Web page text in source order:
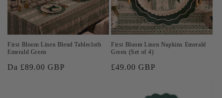
First Bloom Linen Blend Tablecloth
Emerald Green
Prezzo
Da £89.00 GBP
First Bloom Linen Napkins Emerald
Green (Set of 4)
Prezzo
£49.00 GBP